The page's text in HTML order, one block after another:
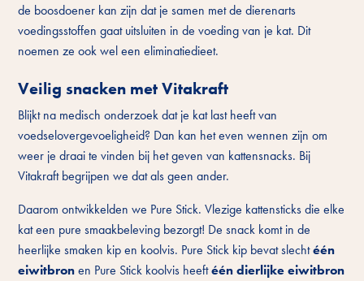
de boosdoener kan zijn dat je samen met de dierenarts
voedingsstoffen gaat uitsluiten in de voeding van je kat. Dit
noemen ze ook wel een eliminatiedieet.
Veilig snacken met Vitakraft
Blijkt na medisch onderzoek dat je kat last heeft van
voedselovergevoeligheid? Dan kan het even wennen zijn om
weer je draai te vinden bij het geven van kattensnacks. Bij
Vitakraft begrijpen we dat als geen ander.
Daarom ontwikkelden we Pure Stick. Vlezige kattensticks die elke
kat een pure smaakbeleving bezorgt! De snack komt in de
heerlijke smaken kip en koolvis. Pure Stick kip bevat slechtéén
eiwitbronen Pure Stick koolvis heeftéén dierlijke eiwitbron